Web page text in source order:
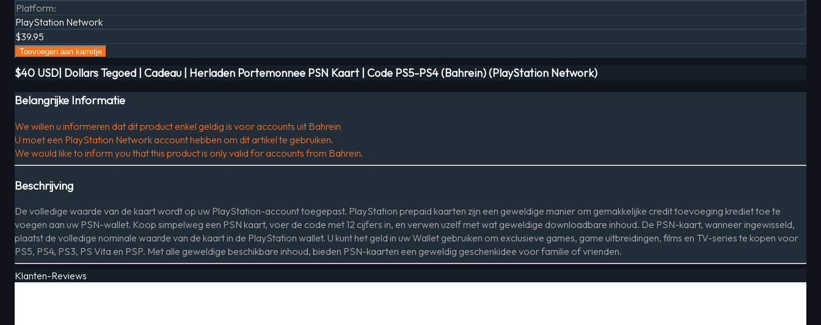
Platform:
PlayStation Network
$39.95
Toevoegen aan karretje
$40 USD| Dollars Tegoed | Cadeau | Herladen Portemonnee PSN Kaart | Code PS5-PS4 (Bahrein) (PlayStation Network)
Belangrijke Informatie
We willen u informeren dat dit product enkel geldig is voor accounts uit Bahrein
U moet een PlayStation Network account hebben om dit artikel te gebruiken.
We would like to inform you that this product is only valid for accounts from Bahrein.
Beschrijving
De volledige waarde van de kaart wordt op uw PlayStation-account toegepast. PlayStation prepaid kaarten zijn een geweldige manier om gemakkelijke credit toevoeging krediet toe te
voegen aan uw PSN-wallet. Koop simpelweg een PSN kaart, voer de code met 12 cijfers in, en verwen uzelf met wat geweldige downloadbare inhoud. De PSN-kaart, wanneer ingewisseld,
plaatst de volledige nominale waarde van de kaart in de PlayStation wallet. U kunt het geld in uw Wallet gebruiken om exclusieve games, game uitbreidingen, films en TV-series te kopen voor
PS5, PS4, PS3, PS Vita en PSP. Met alle geweldige beschikbare inhoud, bieden PSN-kaarten een geweldig geschenkidee voor familie of vrienden.
Klanten-Reviews